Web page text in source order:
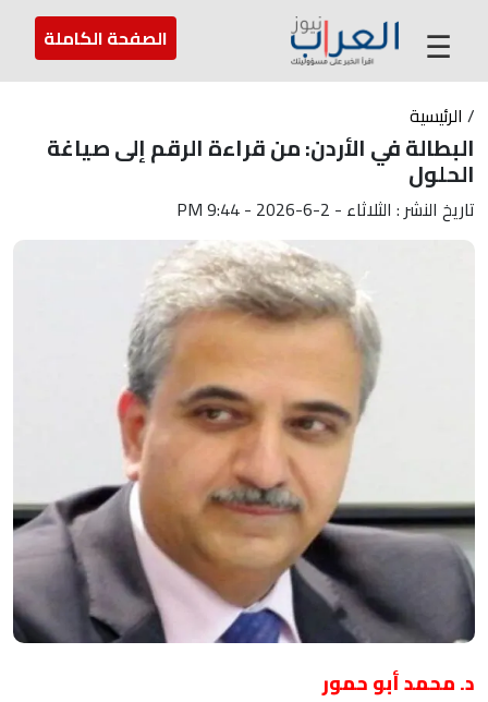
عن العراب ارسل لنا ☰ الصفحة الكاملة
الرئيسية /
البطالة في الأردن: من قراءة الرقم إلى صياغة
الحلول
تاريخ النشر : الثلاثاء - 2-6-2026 - 9:44 PM
د. محمد أبو حمور